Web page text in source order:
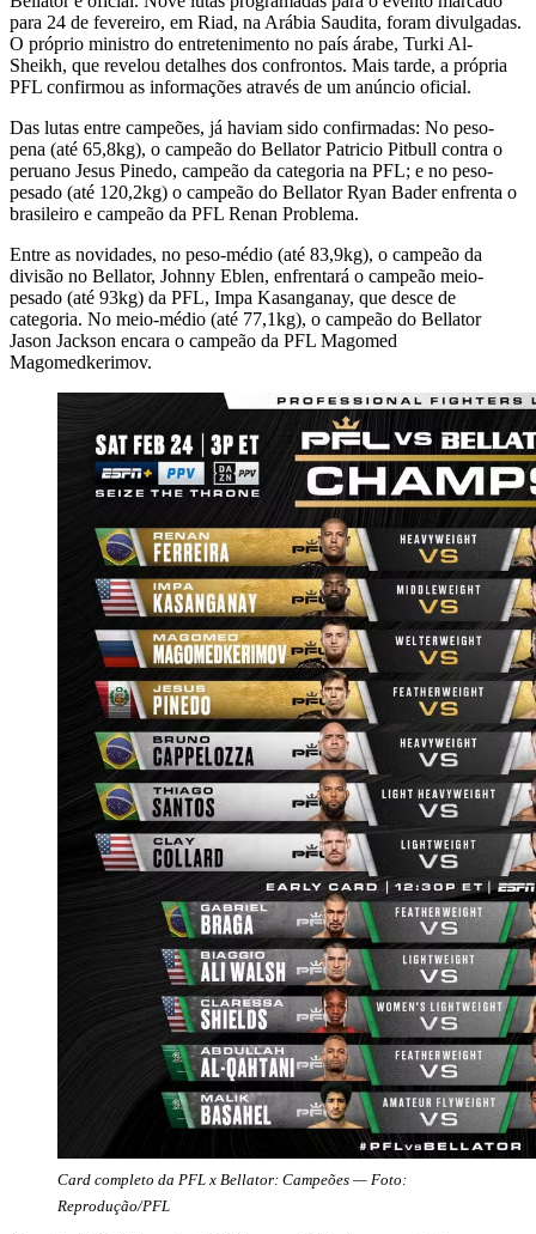
para 24 de fevereiro, em Riad, na Arábia Saudita, foram divulgadas.
O próprio ministro do entretenimento no país árabe, Turki Al-
Sheikh, que revelou detalhes dos confrontos. Mais tarde, a própria
PFL confirmou as informações através de um anúncio oficial.
Das lutas entre campeões, já haviam sido confirmadas: No peso-
pena (até 65,8kg), o campeão do Bellator Patricio Pitbull contra o
peruano Jesus Pinedo, campeão da categoria na PFL; e no peso-
pesado (até 120,2kg) o campeão do Bellator Ryan Bader enfrenta o
brasileiro e campeão da PFL Renan Problema.
Entre as novidades, no peso-médio (até 83,9kg), o campeão da
divisão no Bellator, Johnny Eblen, enfrentará o campeão meio-
pesado (até 93kg) da PFL, Impa Kasanganay, que desce de
categoria. No meio-médio (até 77,1kg), o campeão do Bellator
Jason Jackson encara o campeão da PFL Magomed
Magomedkerimov.
Card completo da PFL x Bellator: Campeões — Foto:
Reprodução/PFL